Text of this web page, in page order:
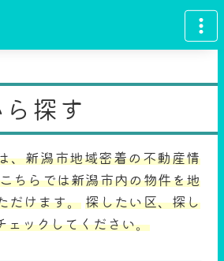
探す
、新潟市地域密着の不動産情
こちらでは新潟市内の物件を地
だけます。 探したい区、探し
ェックしてください。